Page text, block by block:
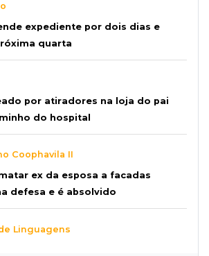
expediente por dois dias e
quarta
por atiradores na loja do pai
do hospital
Coophavila II
ex da esposa a facadas
defesa e é absolvido
Linguagens